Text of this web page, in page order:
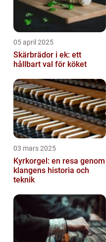
05 april 2025
Skärbrädor i ek: ett
hållbart val för köket
03 mars 2025
Kyrkorgel: en resa genom
klangens historia och
teknik